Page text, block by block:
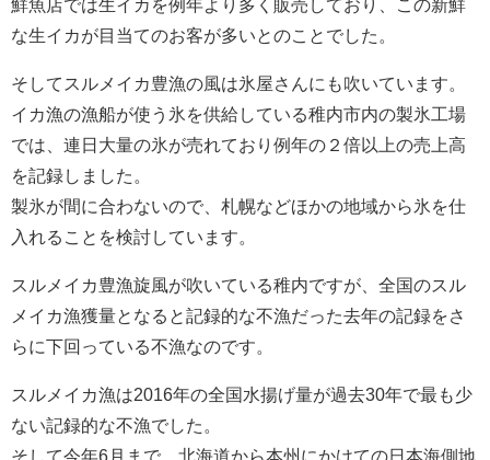
鮮魚店では生イカを例年より多く販売しており、この新鮮
な生イカが目当てのお客が多いとのことでした。
そしてスルメイカ豊漁の風は氷屋さんにも吹いています。
イカ漁の漁船が使う氷を供給している稚内市内の製氷工場
では、連日大量の氷が売れており例年の２倍以上の売上高
を記録しました。
製氷が間に合わないので、札幌などほかの地域から氷を仕
入れることを検討しています。
スルメイカ豊漁旋風が吹いている稚内ですが、全国のスル
メイカ漁獲量となると記録的な不漁だった去年の記録をさ
らに下回っている不漁なのです。
スルメイカ漁は2016年の全国水揚げ量が過去30年で最も少
ない記録的な不漁でした。
そして今年6月まで、北海道から本州にかけての日本海側地